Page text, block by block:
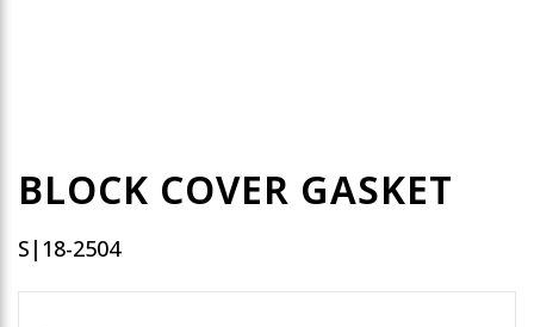
BLOCK COVER GASKET
S|18-2504